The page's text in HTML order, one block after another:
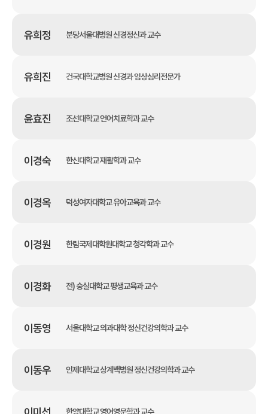
유희정 분당서울대병원 신경정신과 교수
유희진 건국대학교병원 신경과 임상심리전문가
윤효진 조선대학교 언어치료학과 교수
이경숙 한신대학교 재활학과 교수
이경옥 덕성여자대학교 유아교육과 교수
이경원 한림국제대학원대학교 청각학과 교수
이경화 전) 숭실대학교 평생교육과 교수
이동영 서울대학교 의과대학 정신건강의학과 교수
이동우 인제대학교 상계백병원 정신건강의학과 교수
한양대학교 영어영문학과 교수